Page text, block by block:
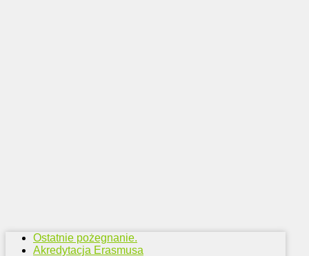
Ostatnie pożegnanie.
Akredytacja Erasmusa